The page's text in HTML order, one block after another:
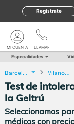
Regístrate
LLAMAR
MI CUENTA
Especialidades
Barcelona Vilanova i la Geltrú
Test de
la Geltrú
Seleccionamos
médicos con